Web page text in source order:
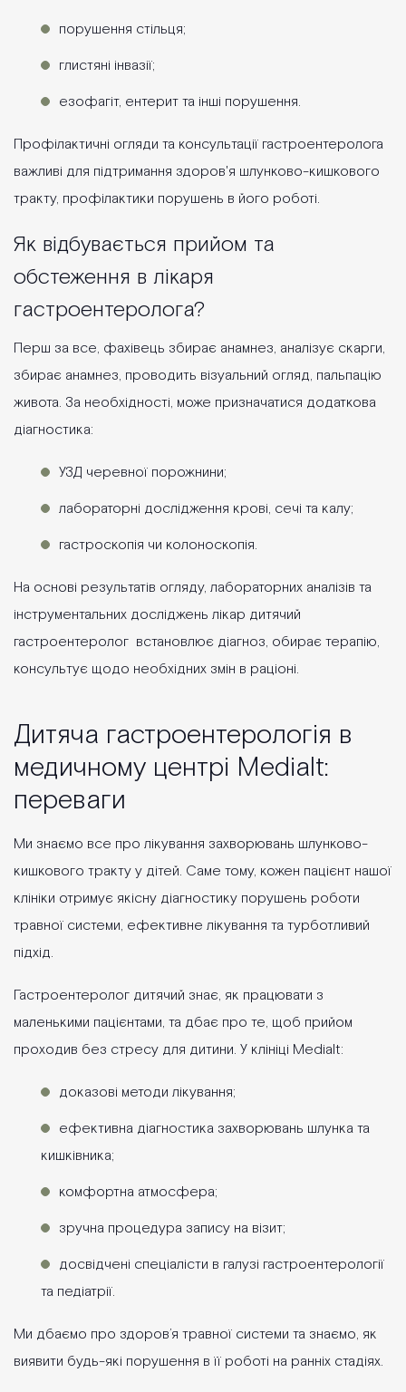
порушення стільця;
глистяні інвазії;
езофагіт, ентерит та інші порушення.
Профілактичні огляди та консультації гастроентеролога
важливі для підтримання здоров'я шлунково-кишкового
тракту, профілактики порушень в його роботі.
Як відбувається прийом та
обстеження в лікаря
гастроентеролога?
Перш за все, фахівець збирає анамнез, аналізує скарги,
збирає анамнез, проводить візуальний огляд, пальпацію
живота. За необхідності, може призначатися додаткова
діагностика:
УЗД черевної порожнини;
лабораторні дослідження крові, сечі та калу;
гастроскопія чи колоноскопія.
На основі результатів огляду, лабораторних аналізів та
інструментальних досліджень лікар дитячий
гастроентеролог встановлює діагноз, обирає терапію,
консультує щодо необхідних змін в раціоні.
Дитяча гастроентерологія в
медичному центрі Medialt:
переваги
Ми знаємо все про лікування захворювань шлунково-
кишкового тракту у дітей. Саме тому, кожен пацієнт нашої
клініки отримує якісну діагностику порушень роботи
травної системи, ефективне лікування та турботливий
підхід.
Гастроентеролог дитячий знає, як працювати з
маленькими пацієнтами, та дбає про те, щоб прийом
проходив без стресу для дитини. У клініці Medialt:
доказові методи лікування;
ефективна діагностика захворювань шлунка та
кишківника;
комфортна атмосфера;
зручна процедура запису на візит;
досвідчені спеціалісти в галузі гастроентерології
та педіатрії.
Ми дбаємо про здоров’я травної системи та знаємо, як
виявити будь-які порушення в її роботі на ранніх стадіях.